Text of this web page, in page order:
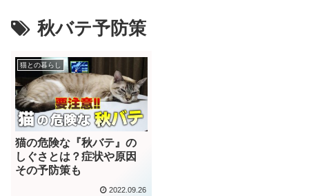
秋バテ予防策
猫との暮らし
猫の危険な『秋バテ』の
しぐさとは？症状や原因
その予防策も
2022.09.26